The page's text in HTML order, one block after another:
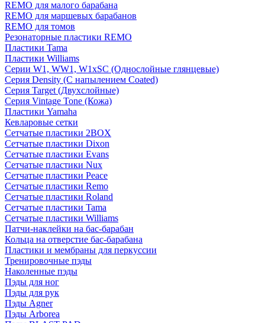
REMO для малого барабана
REMO для маршевых барабанов
REMO для томов
Резонаторные пластики REMO
Пластики Tama
Пластики Williams
Серии W1, WW1, W1xSC (Однослойные глянцевые)
Серия Density (C напылением Coated)
Серия Target (Двухслойные)
Серия Vintage Tone (Кожа)
Пластики Yamaha
Кевларовые сетки
Сетчатые пластики 2BOX
Сетчатые пластики Dixon
Сетчатые пластики Evans
Сетчатые пластики Nux
Сетчатые пластики Peace
Сетчатые пластики Remo
Сетчатые пластики Roland
Сетчатые пластики Tama
Сетчатые пластики Williams
Патчи-наклейки на бас-барабан
Кольца на отверстие бас-барабана
Пластики и мембраны для перкуссии
Тренировочные пэды
Наколенные пэды
Пэды для ног
Пэды для рук
Пэды Agner
Пэды Arborea